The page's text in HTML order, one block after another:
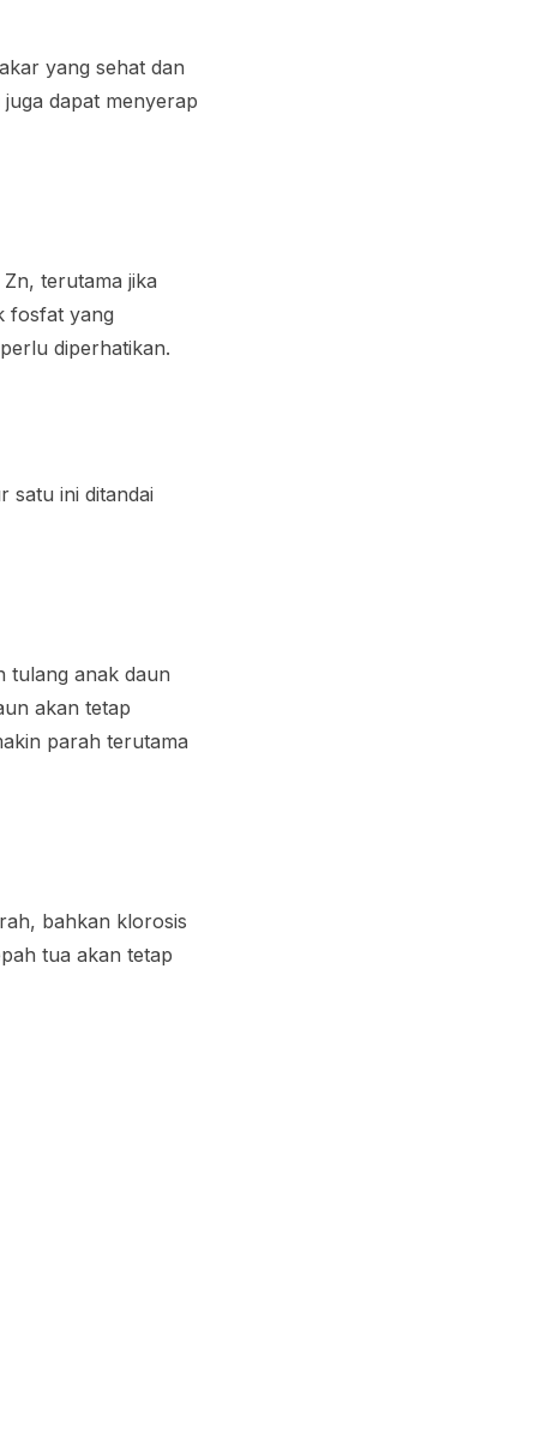
yang sehat dan
dapat menyerap
terutama jika
fosfat yang
diperhatikan.
satu ini ditandai
tulang anak daun
akan tetap
parah terutama
bahkan klorosis
tua akan tetap